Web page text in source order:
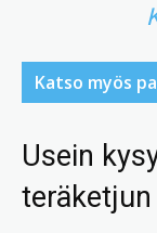
Katso myös
Usein